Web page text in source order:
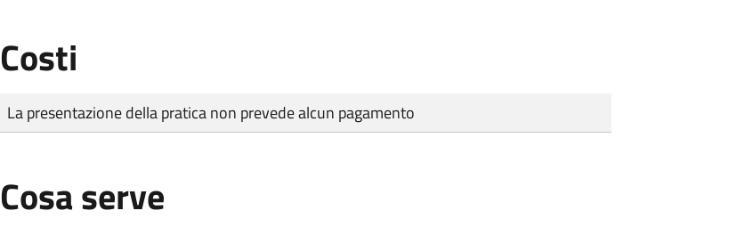
Costi
Tipo di pagamento
Importo
La presentazione della pratica non prevede alcun pagamento
Cosa serve